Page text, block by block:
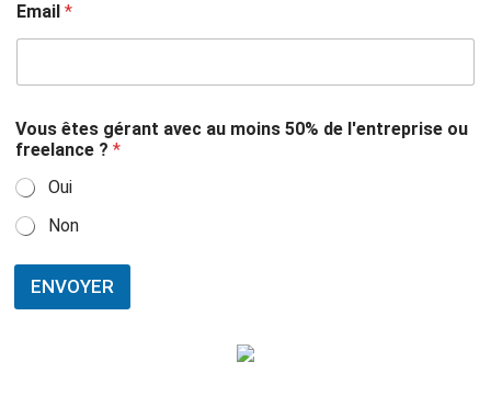
Email*
Vous êtes gérant avec au moins 50% de l'entreprise ou
freelance ?*
Oui
Non
ENVOYER